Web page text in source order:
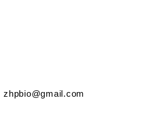
zhpbio@gmail.com